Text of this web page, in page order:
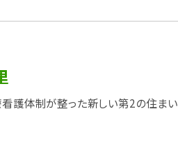
護体制が整った新しい第2の住まい